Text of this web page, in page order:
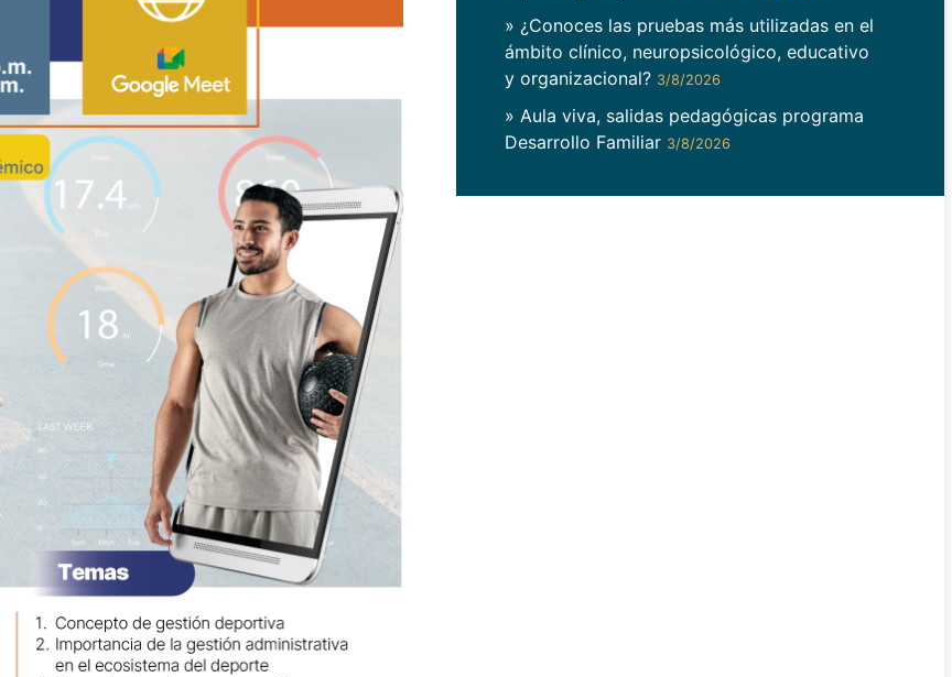
» ¿Conoces las pruebas más utilizadas en el
ámbito clínico, neuropsicológico, educativo
y organizacional? 3/8/2026
» Aula viva, salidas pedagógicas programa
Desarrollo Familiar 3/8/2026